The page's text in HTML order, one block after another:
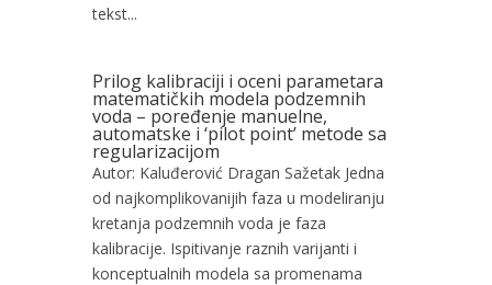
tekst...
Prilog kalibraciji i oceni parametara
matematičkih modela podzemnih
voda – poređenje manuelne,
automatske i ‘pilot point’ metode sa
regularizacijom
Autor: Kaluđerović Dragan Sažetak Jedna
od najkomplikovanijih faza u modeliranju
kretanja podzemnih voda je faza
kalibracije. Ispitivanje raznih varijanti i
konceptualnih modela sa promenama